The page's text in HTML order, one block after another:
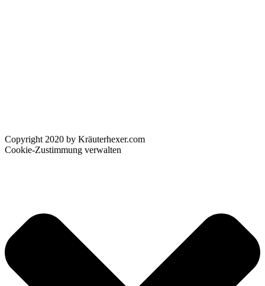
Copyright 2020 by Kräuterhexer.com
Cookie-Zustimmung verwalten